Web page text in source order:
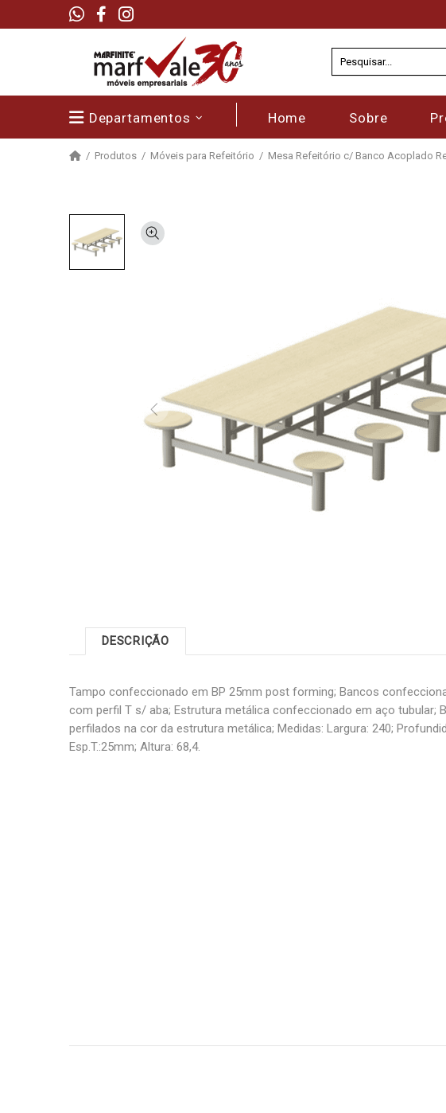
Departamentos Home Sobre
Produtos Móveis para Refeitório Mesa Refeitório c/ Banco Acoplado
DESCRIÇÃO
Tampo confeccionado em BP 25mm post forming; Bancos
com perfil T s/ aba; Estrutura metálica confeccionado em aço tubular;
perfilados na cor da estrutura metálica; Medidas: Largura: 240;
Esp.T.:25mm; Altura: 68,4.